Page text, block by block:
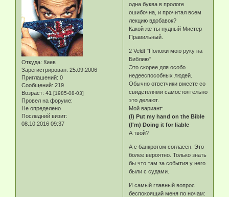
Откуда: Киев
Зарегистрирован: 25.09.2006
Приглашений: 0
Сообщений: 219
Возраст: 41 [1985-08-03]
Провел на форуме:
Не определено
Последний визит:
08.10.2016 09:37
одна буква в прологе
ошибочна, и прочитал всем
лекцию вдобавок?
Какой же ты нудный Мистер
Правильный.
2 Veldt "Положи мою руку на
Библию"
Это скорее для особо
недееспособных людей.
Обычно ответчики вместе со
свидетелями самостоятельно
это делают.
Мой вариант:
(I) Put my hand on the Bible
(I'm) Doing it for liable
А твой?
А с банкротом согласен. Это
более вероятно. Только знать
бы что там за события у него
были с судами.
И самый главный вопрос
беспокоящий меня по ночам: